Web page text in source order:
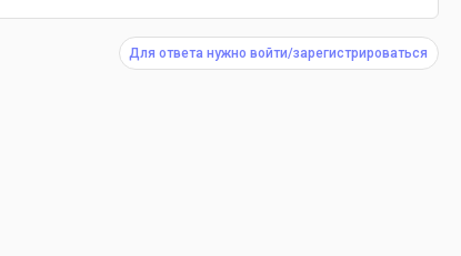
Для ответа нужно войти/зарегистрироваться